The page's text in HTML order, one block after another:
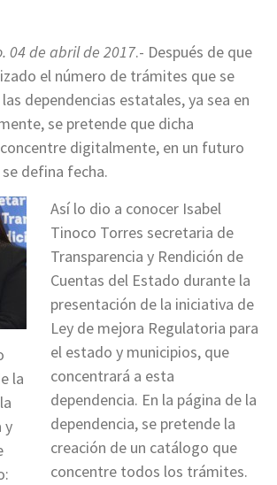
04 de abril de 2017.- Después de que
el número de trámites que se
dependencias estatales, ya sea en
se pretende que dicha
digitalmente, en un futuro
defina fecha.
la
y
Así lo dio a conocer Isabel
Tinoco Torres secretaria de
Transparencia y Rendición de
Cuentas del Estado durante la
presentación de la iniciativa de
Ley de mejora Regulatoria para
el estado y municipios, que
concentrará a esta
dependencia. En la página de la
dependencia, se pretende la
creación de un catálogo que
concentre todos los trámites.